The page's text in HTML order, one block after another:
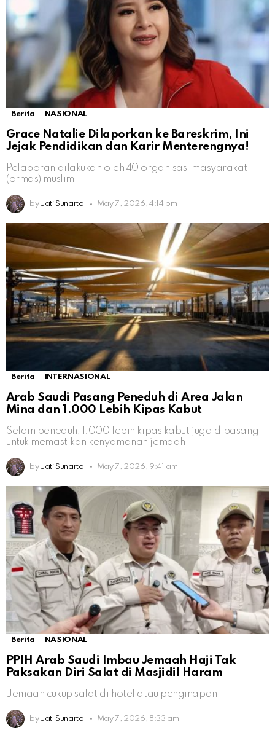
Berita NASIONAL
Grace Natalie Dilaporkan ke Bareskrim, Ini
Jejak Pendidikan dan Karir Menterengnya!
Pelaporan dilakukan oleh 40 organisasi masyarakat
(ormas) muslim
by Jati Sunarto May 7, 2026, 4:14 pm
Berita INTERNASIONAL
Arab Saudi Pasang Peneduh di Area Jalan
Mina dan 1.000 Lebih Kipas Kabut
Selain peneduh, 1.000 lebih kipas kabut juga dipasang
untuk memastikan kenyamanan jemaah
by Jati Sunarto May 7, 2026, 9:41 am
Berita NASIONAL
PPIH Arab Saudi Imbau Jemaah Haji Tak
Paksakan Diri Salat di Masjidil Haram
Jemaah cukup salat di hotel atau penginapan
by Jati Sunarto May 7, 2026, 8:33 am